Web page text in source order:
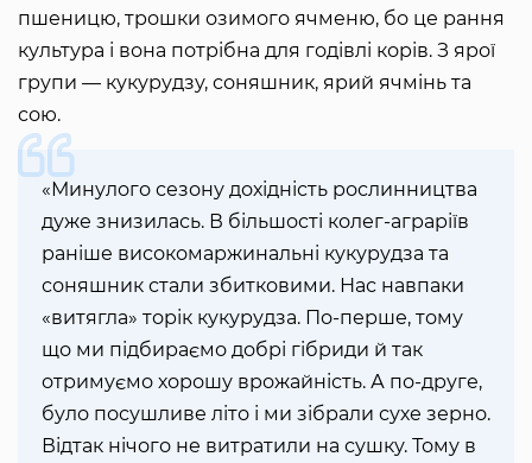
пшеницю, трошки озимого ячменю, бо це рання
культура і вона потрібна для годівлі корів. З ярої
групи — кукурудзу, соняшник, ярий ячмінь та
сою.
«Минулого сезону дохідність рослинництва
дуже знизилась. В більшості колег-аграріїв
раніше високомаржинальні кукурудза та
соняшник стали збитковими. Нас навпаки
«витягла» торік кукурудза. По-перше, тому
що ми підбираємо добрі гібриди й так
отримуємо хорошу врожайність. А по-друге,
було посушливе літо і ми зібрали сухе зерно.
Відтак нічого не витратили на сушку. Тому в